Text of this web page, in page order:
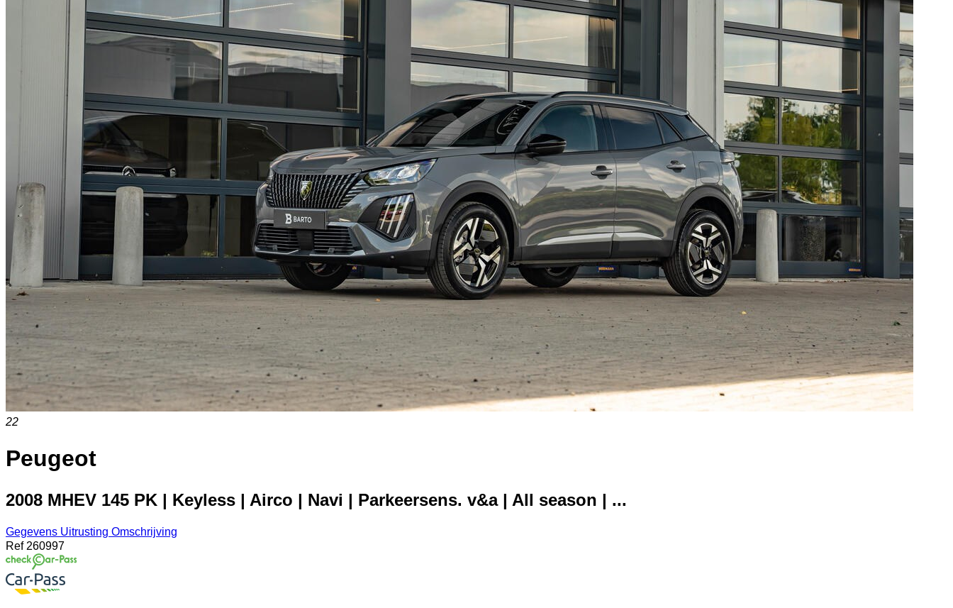
22
Peugeot
2008 MHEV 145 PK | Keyless | Airco | Navi | Parkeersens. v&a | All season | ...
Gegevens Uitrusting Omschrijving
Ref 260997